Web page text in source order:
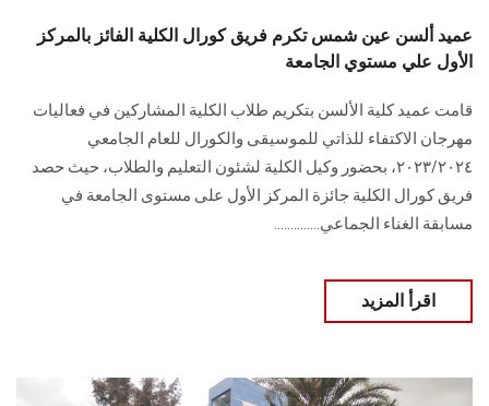
عميد ألسن عين شمس تكرم فريق كورال الكلية الفائز بالمركز
الأول علي مستوي الجامعة
قامت عميد كلية الألسن بتكريم طلاب الكلية المشاركين في فعاليات
مهرجان الاكتفاء للذاتي للموسيقى والكورال للعام الجامعي
٢٠٢٣/٢٠٢٤، بحضور وكيل الكلية لشئون التعليم والطلاب، حيث حصد
فريق كورال الكلية جائزة المركز الأول على مستوى الجامعة في
مسابقة الغناء الجماعي..............
اقرأ المزيد